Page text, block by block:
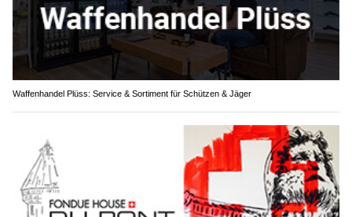
Waffenhandel Plüss: Service & Sortiment für Schützen & Jäger